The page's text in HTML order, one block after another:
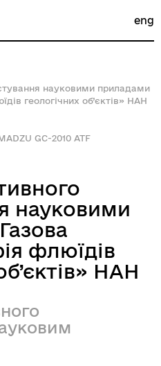
eng
науковими приладами
геологічних об’єктів» НАН
GC-2010 ATF
науковими
флюїдів
НАН